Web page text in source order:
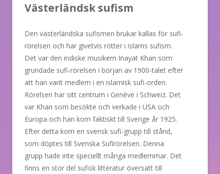
Västerländsk sufism
Den västerländska sufismen brukar kallas för sufi-
rörelsen och har givetvis rötter i islams sufism.
Det var den indiske musikern Inayat Khan som
grundade sufi-rörelsen i början av 1900-talet efter
att han varit medlem i en islamisk sufi-orden.
Rörelsen har sitt centrum i Genève i Schweiz. Det
var Khan som besökte och verkade i USA och
Europa och han kom faktiskt till Sverige år 1925.
Efter detta kom en svensk sufi-grupp till stånd,
som döptes till Svenska Sufirörelsen. Denna
grupp hade inte speciellt många medlemmar. Det
finns en stor del sufisk litteratur översatt till